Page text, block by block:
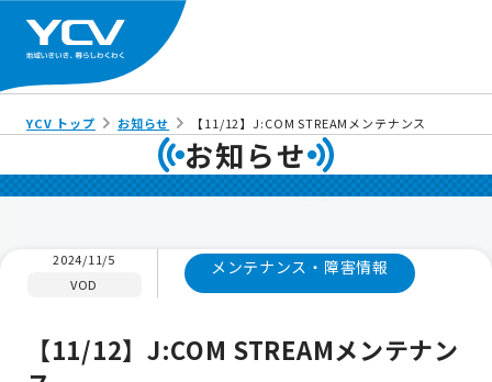
YCV トップ お知らせ 【11/12】J:COM STREAMメンテナンス
お知らせ
2024/11/5
VOD
メンテナンス・障害情報
【11/12】J:COM STREAMメンテナン